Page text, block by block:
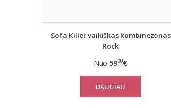
Sofa Killer vaikiškas kombinezonas
Rock
Nuo 5900€
DAUGIAU